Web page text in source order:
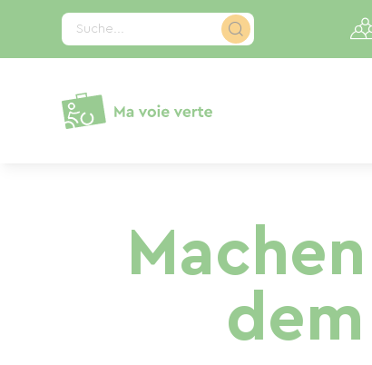
Suche...
Cookie-Einstellungen